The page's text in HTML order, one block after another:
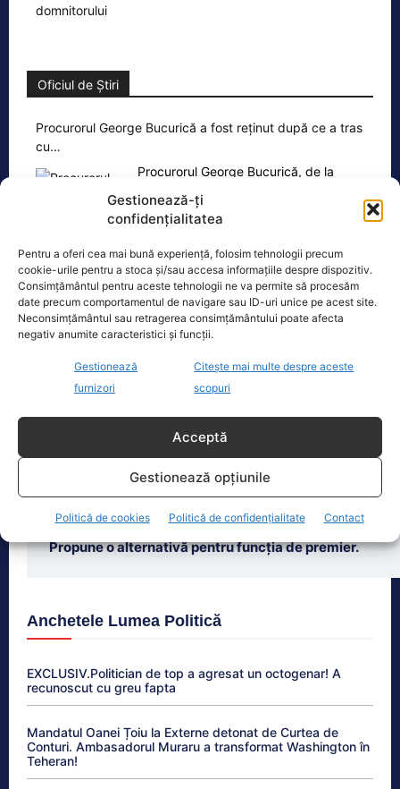
Gestionează-ți
confidențialitatea
Pentru a oferi cea mai bună experiență, folosim tehnologii precum
cookie-urile pentru a stoca și/sau accesa informațiile despre dispozitiv.
Consimțământul pentru aceste tehnologii ne va permite să procesăm
date precum comportamentul de navigare sau ID-uri unice pe acest site.
Neconsimțământul sau retragerea consimțământului poate afecta
negativ anumite caracteristici și funcții.
Gestionează
furnizori
Citește mai multe despre aceste
scopuri
Acceptă
Gestionează opțiunile
Politică de cookies Politică de confidențialitate Contact
Oficiul de Știri
Procurorul George Bucurică a fost reținut după ce a tras
cu…
Procurorul George Bucurică, de la
Caraș-Severin, a fost reținut pentru 24
de ore după un
Ultimele știri
Siegfried Mureșan, limbuțe către premier pentru
menținerea ratingului: „hotărârea și priceperea lui
Ilie Bolojan”. De Nazare a uitat
Radu Miruță speculează isteria cu ”Ambulanța
Neagră” și îi cere lui Grindeanu să introducă de
urgență o lege la Camera Deputaților: Trebuie să o...
Propune o alternativă pentru funcția de premier.
Anchetele Lumea Politică
EXCLUSIV.Politician de top a agresat un octogenar! A
recunoscut cu greu fapta
Mandatul Oanei Țoiu la Externe detonat de Curtea de
Conturi. Ambasadorul Muraru a transformat Washington în
Teheran!